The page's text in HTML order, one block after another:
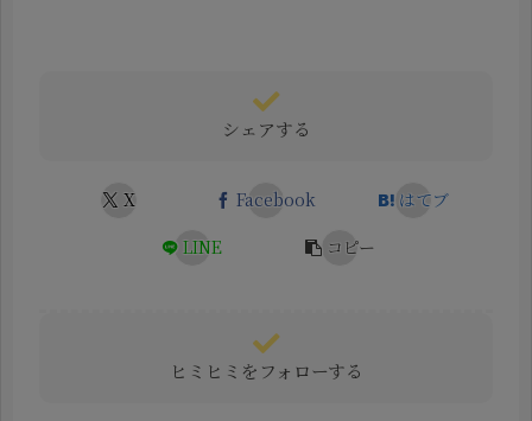
シェアする
X Facebook
はてブ
LINE
コピー
ヒミヒミをフォローする